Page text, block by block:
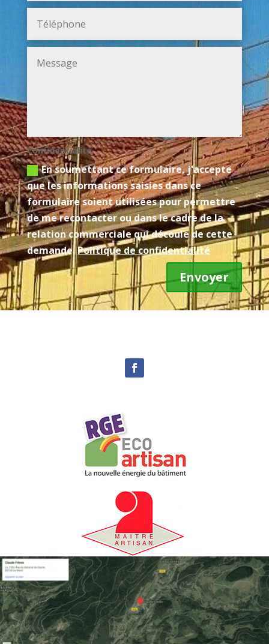
Confidentialité
En soumettant ce formulaire, j'accepte
que les informations saisies dans ce
formulaire soient utilisées pour permettre
de me recontacter ou dans le cadre de la
relation commerciale qui découle de cette
demande.Politique de confidentialité
Envoyer